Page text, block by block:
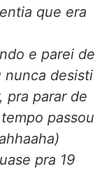
que era
e parei de
nunca desisti
pra parar de
passou
pra 19